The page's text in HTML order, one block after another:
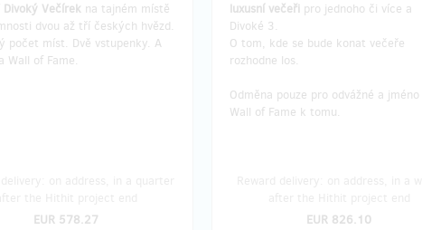
Divoký Večírek na tajném místě
dvou až tří českých hvězd.
počet míst. Dvě vstupenky. A
Wall of Fame.
EUR 578.27
luxusní večeři pro jednoho či více a
Divoké 3.
O tom, kde se bude konat večeře
rozhodne los.
Odměna pouze pro odvážné a jméno
Wall of Fame k tomu.
EUR 826.10